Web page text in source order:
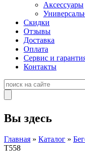
Аксессуары
Скидки
Отзывы
Доставка
Оплата
Сервис и
Контакты
Вы здесь
Главная » Каталог »
T558